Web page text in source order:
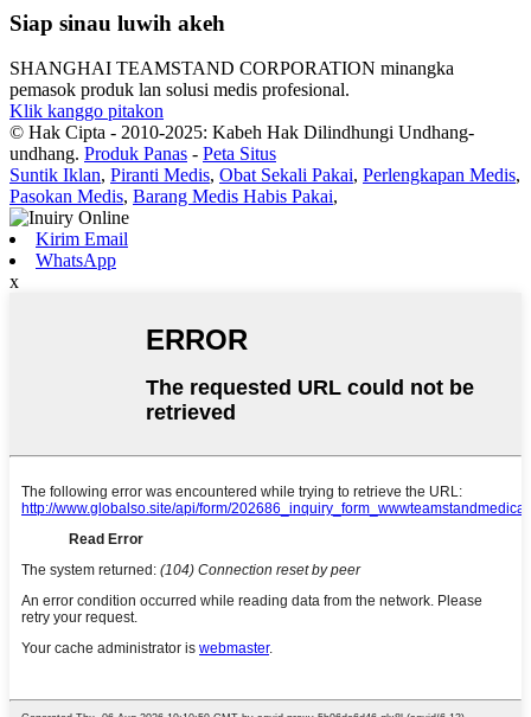
Siap sinau luwih akeh
SHANGHAI TEAMSTAND CORPORATION minangka
pemasok produk lan solusi medis profesional.
Klik kanggo pitakon
© Hak Cipta - 2010-2025: Kabeh Hak Dilindhungi Undhang-
undhang. Produk Panas - Peta Situs
Suntik Iklan, Piranti Medis, Obat Sekali Pakai, Perlengkapan Medis,
Pasokan Medis, Barang Medis Habis Pakai,
Kirim Email
WhatsApp
x